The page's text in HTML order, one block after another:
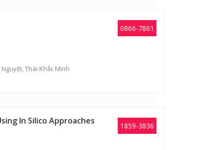
0866-7861
Thái Khắc Minh
1859-3836
In Silico Approaches